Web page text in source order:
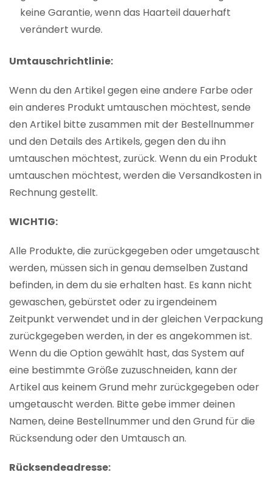
keine Garantie, wenn das Haarteil dauerhaft
verändert wurde.
Umtauschrichtlinie:
Wenn du den Artikel gegen eine andere Farbe oder
ein anderes Produkt umtauschen möchtest, sende
den Artikel bitte zusammen mit der Bestellnummer
und den Details des Artikels, gegen den du ihn
umtauschen möchtest, zurück. Wenn du ein Produkt
umtauschen möchtest, werden die Versandkosten in
Rechnung gestellt.
WICHTIG:
Alle Produkte, die zurückgegeben oder umgetauscht
werden, müssen sich in genau demselben Zustand
befinden, in dem du sie erhalten hast. Es kann nicht
gewaschen, gebürstet oder zu irgendeinem
Zeitpunkt verwendet und in der gleichen Verpackung
zurückgegeben werden, in der es angekommen ist.
Wenn du die Option gewählt hast, das System auf
eine bestimmte Größe zuzuschneiden, kann der
Artikel aus keinem Grund mehr zurückgegeben oder
umgetauscht werden. Bitte gebe immer deinen
Namen, deine Bestellnummer und den Grund für die
Rücksendung oder den Umtausch an.
Rücksendeadresse: